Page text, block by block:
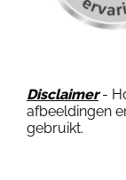
Disclaimer-
afbeeldingen
gebruikt.